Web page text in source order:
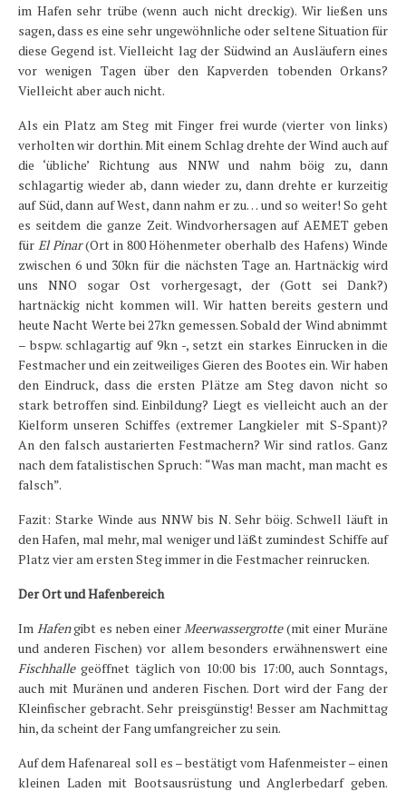
im Hafen sehr trübe (wenn auch nicht dreckig). Wir ließen uns
sagen, dass es eine sehr ungewöhnliche oder seltene Situation für
diese Gegend ist. Vielleicht lag der Südwind an Ausläufern eines
vor wenigen Tagen über den Kapverden tobenden Orkans?
Vielleicht aber auch nicht.
Als ein Platz am Steg mit Finger frei wurde (vierter von links)
verholten wir dorthin. Mit einem Schlag drehte der Wind auch auf
die ‘übliche’ Richtung aus NNW und nahm böig zu, dann
schlagartig wieder ab, dann wieder zu, dann drehte er kurzeitig
auf Süd, dann auf West, dann nahm er zu… und so weiter! So geht
es seitdem die ganze Zeit. Windvorhersagen auf AEMET geben
für El Pinar(Ort in 800 Höhenmeter oberhalb des Hafens) Winde
zwischen 6 und 30kn für die nächsten Tage an. Hartnäckig wird
uns NNO sogar Ost vorhergesagt, der (Gott sei Dank?)
hartnäckig nicht kommen will. Wir hatten bereits gestern und
heute Nacht Werte bei 27kn gemessen. Sobald der Wind abnimmt
– bspw. schlagartig auf 9kn -, setzt ein starkes Einrucken in die
Festmacher und ein zeitweiliges Gieren des Bootes ein. Wir haben
den Eindruck, dass die ersten Plätze am Steg davon nicht so
stark betroffen sind. Einbildung? Liegt es vielleicht auch an der
Kielform unseren Schiffes (extremer Langkieler mit S-Spant)?
An den falsch austarierten Festmachern? Wir sind ratlos. Ganz
nach dem fatalistischen Spruch: “Was man macht, man macht es
falsch”.
Fazit: Starke Winde aus NNW bis N. Sehr böig. Schwell läuft in
den Hafen, mal mehr, mal weniger und läßt zumindest Schiffe auf
Platz vier am ersten Steg immer in die Festmacher reinrucken.
Der Ort und Hafenbereich
Im Hafengibt es neben einerMeerwassergrotte(mit einer Muräne
und anderen Fischen) vor allem besonders erwähnenswert eine
Fischhallegeöffnet täglich von 10:00 bis 17:00, auch Sonntags,
auch mit Muränen und anderen Fischen. Dort wird der Fang der
Kleinfischer gebracht. Sehr preisgünstig! Besser am Nachmittag
hin, da scheint der Fang umfangreicher zu sein.
Auf dem Hafenareal soll es – bestätigt vom Hafenmeister – einen
kleinen Laden mit Bootsausrüstung und Anglerbedarf geben.